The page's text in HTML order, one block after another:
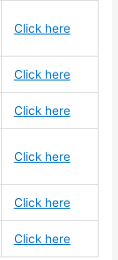
Click here
Click here
Click here
Click here
Click here
Click here